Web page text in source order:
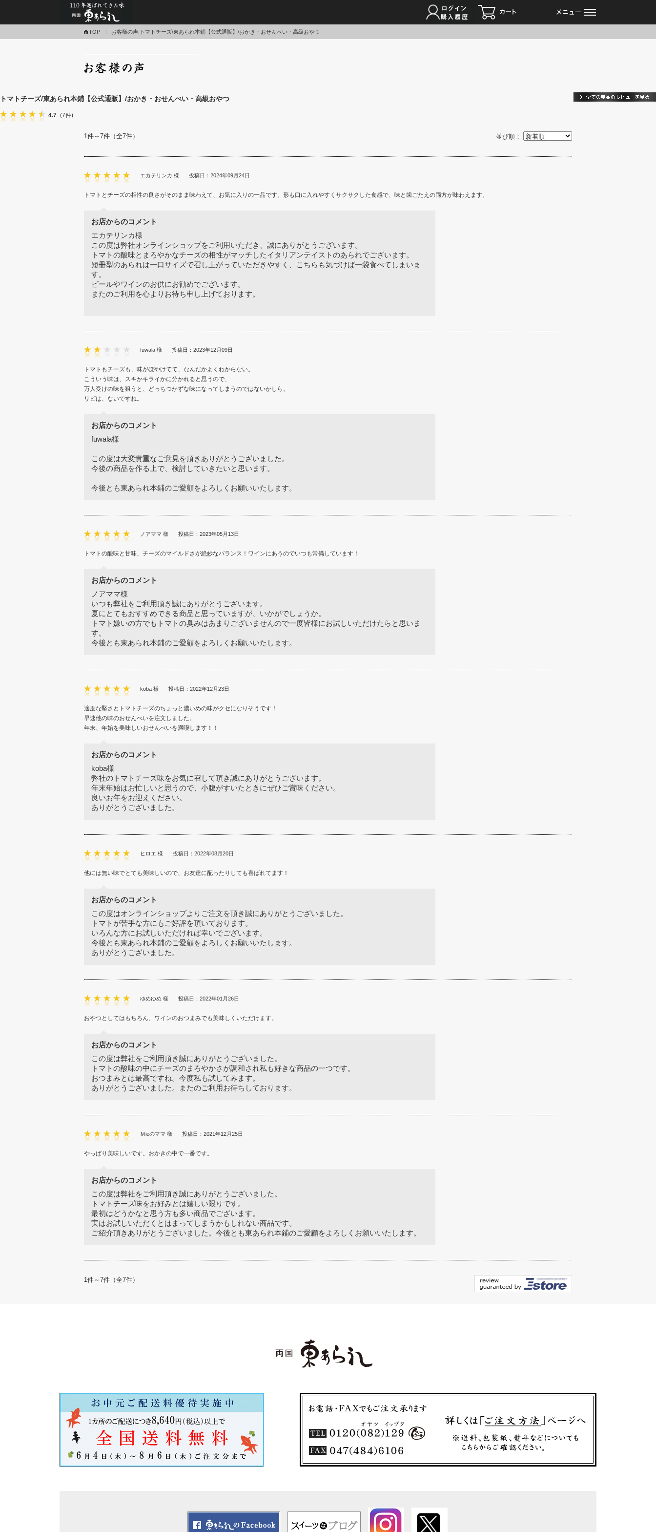
ログイン
TOP お客様の声:トマトチーズ/東あられ本鋪【公式通販】/おかき・おせんべい・高級おやつ
トマトチーズ/東あられ本鋪【公式通販】/おかき・おせんべい・高級おやつ
4.7 (7件)
1件～7件（全7件） 並び順：
エカテリンカ 様 投稿日：2024年09月24日
トマトとチーズの相性の良さがそのまま味わえて、お気に入りの一品です。形も口に入れやすくサクサクした食感で、味と歯ごたえの両方が味わえます。
お店からのコメント
エカテリンカ様
この度は弊社オンラインショップをご利用いただき、誠にありがとうございます。
トマトの酸味とまろやかなチーズの相性がマッチしたイタリアンテイストのあられでございます。
短冊型のあられは一口サイズで召し上がっていただきやすく、こちらも気づけば一袋食べてしまいま
す。
ビールやワインのお供にお勧めでございます。
またのご利用を心よりお待ち申し上げております。
fuwala 様 投稿日：2023年12月09日
トマトもチーズも、味がぼやけてて、なんだかよくわからない。
こういう味は、スキかキライかに分かれると思うので、
万人受けの味を狙うと、どっちつかずな味になってしまうのではないかしら。
リピは、ないですね。
お店からのコメント
fuwala様
この度は大変貴重なご意見を頂きありがとうございました。
今後の商品を作る上で、検討していきたいと思います。
今後とも東あられ本鋪のご愛顧をよろしくお願いいたします。
ノアママ 様 投稿日：2023年05月13日
トマトの酸味と甘味、チーズのマイルドさが絶妙なバランス！ワインにあうのでいつも常備しています！
お店からのコメント
ノアママ様
いつも弊社をご利用頂き誠にありがとうございます。
夏にとてもおすすめできる商品と思っていますが、いかがでしょうか。
トマト嫌いの方でもトマトの臭みはあまりございませんので一度皆様にお試しいただけたらと思いま
す。
今後とも東あられ本鋪のご愛顧をよろしくお願いいたします。
koba 様 投稿日：2022年12月23日
適度な堅さとトマトチーズのちょっと濃いめの味がクセになりそうです！
早速他の味のおせんべいを注文しました。
年末、年始を美味しいおせんべいを満喫します！！
お店からのコメント
koba様
弊社のトマトチーズ味をお気に召して頂き誠にありがとうございます。
年末年始はお忙しいと思うので、小腹がすいたときにぜひご賞味ください。
良いお年をお迎えください。
ありがとうございました。
ヒロエ 様 投稿日：2022年08月20日
他には無い味でとても美味しいので、お友達に配ったりしても喜ばれてます！
お店からのコメント
この度はオンラインショップよりご注文を頂き誠にありがとうございました。
トマトが苦手な方にもご好評を頂いております。
いろんな方にお試しいただければ幸いでございます。
今後とも東あられ本鋪のご愛顧をよろしくお願いいたします。
ありがとうございました。
ゆめゆめ 様 投稿日：2022年01月26日
おやつとしてはもちろん、ワインのおつまみでも美味しくいただけます。
お店からのコメント
この度は弊社をご利用頂き誠にありがとうございました。
トマトの酸味の中にチーズのまろやかさが調和され私も好きな商品の一つです。
おつまみとは最高ですね。今度私も試してみます。
ありがとうございました。またのご利用お待ちしております。
Ｍieのママ 様 投稿日：2021年12月25日
やっぱり美味しいです。おかきの中で一番です。
お店からのコメント
この度は弊社をご利用頂き誠にありがとうございました。
トマトチーズ味をお好みとは嬉しい限りです。
最初はどうかなと思う方も多い商品でございます。
実はお試しいただくとはまってしまうかもしれない商品です。
ご紹介頂きありがとうございました。今後とも東あられ本鋪のご愛顧をよろしくお願いいたします。
1件～7件（全7件）